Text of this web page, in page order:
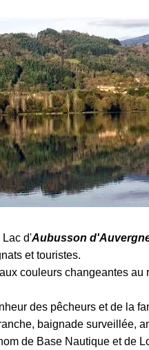
d'Aubusson
et touristes.
couleurs changeantes
des pêcheurs et de la
baignade surveillée,
de Base Nautique et de